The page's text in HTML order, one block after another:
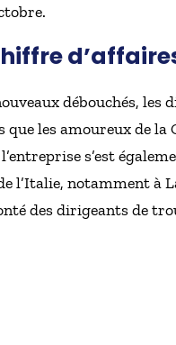
débouchés, les
les amoureux de
s’est
l’Italie, notamment à
des dirigeants de